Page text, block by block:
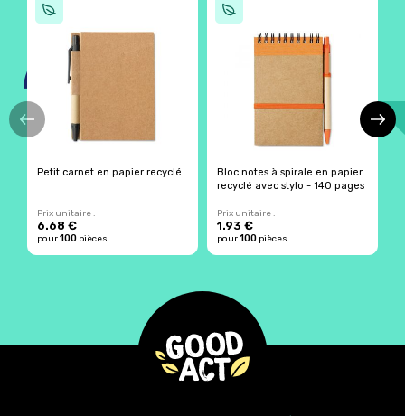
Petit carnet en papier recyclé
Prix unitaire :
6.68 €
pour100 pièces
Bloc notes à spirale en papier
recyclé avec stylo - 140 pages
Prix unitaire :
1.93 €
pour100 pièces